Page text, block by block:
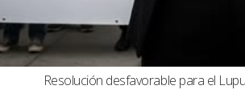
Resolución desfavorable para el